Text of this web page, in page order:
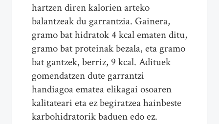
hartzen diren kalorien arteko
balantzeak du garrantzia. Gainera,
gramo bat hidratok 4 kcal ematen ditu,
gramo bat proteinak bezala, eta gramo
bat gantzek, berriz, 9 kcal. Adituek
gomendatzen dute garrantzi
handiagoa ematea elikagai osoaren
kalitateari eta ez begiratzea hainbeste
karbohidratorik baduen edo ez.